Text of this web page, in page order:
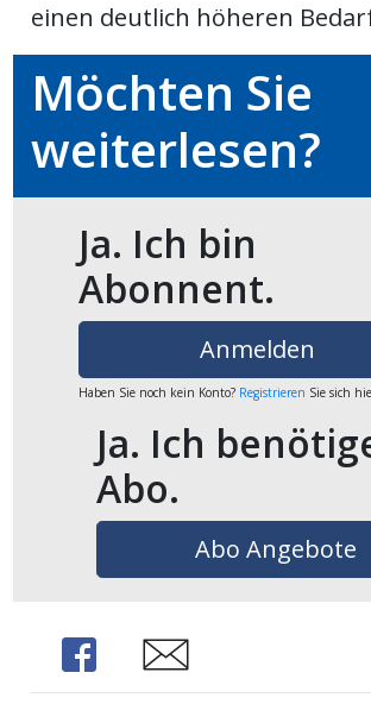
Auw:
offizielle
Mitteilungen
einen deutlich höheren
Möchten Sie
weiterlesen?
Ja. Ich bin
Abonnent.
Anmelden
Haben Sie noch kein Konto? Registrieren Sie sich
Ja. Ich
Abo.
Abo Angebote
Share Share